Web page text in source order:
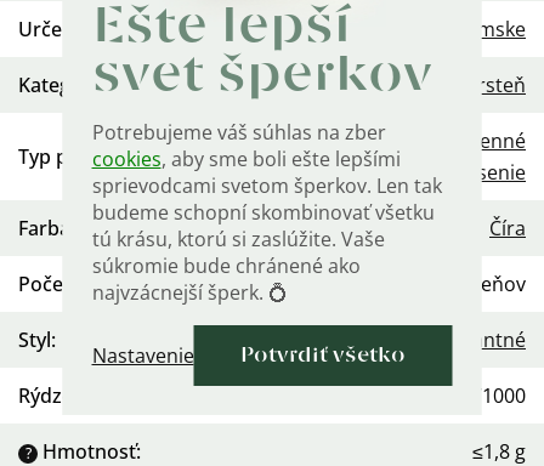
Ešte lepší
svet šperkov
Potrebujeme váš súhlas na zber
cookies, aby sme boli ešte lepšími
sprievodcami svetom šperkov. Len tak
budeme schopní skombinovať všetku
tú krásu, ktorú si zaslúžite. Vaše
súkromie bude chránené ako
najvzácnejší šperk. 💍
Nastavenie Potvrdiť všetko
Určenie Dámske
Kategória: Prsteň
Typ prsteňa:
Každodenné
nosenie
Farba kameňa Číra
Počet kameňov: Viac kameňov
Styl: Elegantné
Rýdzosť Ag 925/1000
? Hmotnosť: ≤1,8 g